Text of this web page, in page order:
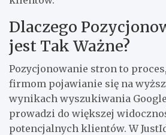
Dlaczego
jest Tak Ważne?
Pozycjonowanie stron to
firmom pojawianie się na
wynikach wyszukiwania
prowadzi do większej
potencjalnych klientów. W